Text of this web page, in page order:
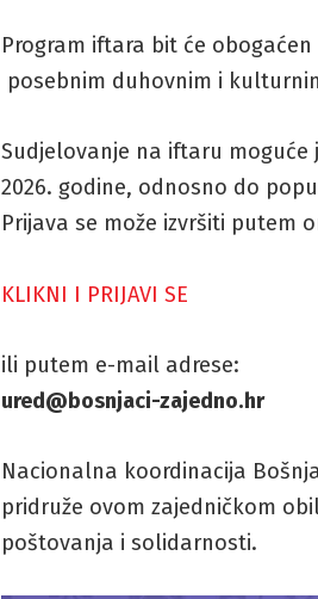
Program iftara bit će
posebnim duhovnim i
Sudjelovanje na iftaru
2026. godine, odnosno do
Prijava se može izvršiti putem
KLIKNI I PRIJAVI SE
ili putem e-mail adrese:
ured@bosnjaci-zajedno.hr
Nacionalna koordinacija
pridruže ovom zajedničkom
poštovanja i solidarnosti.